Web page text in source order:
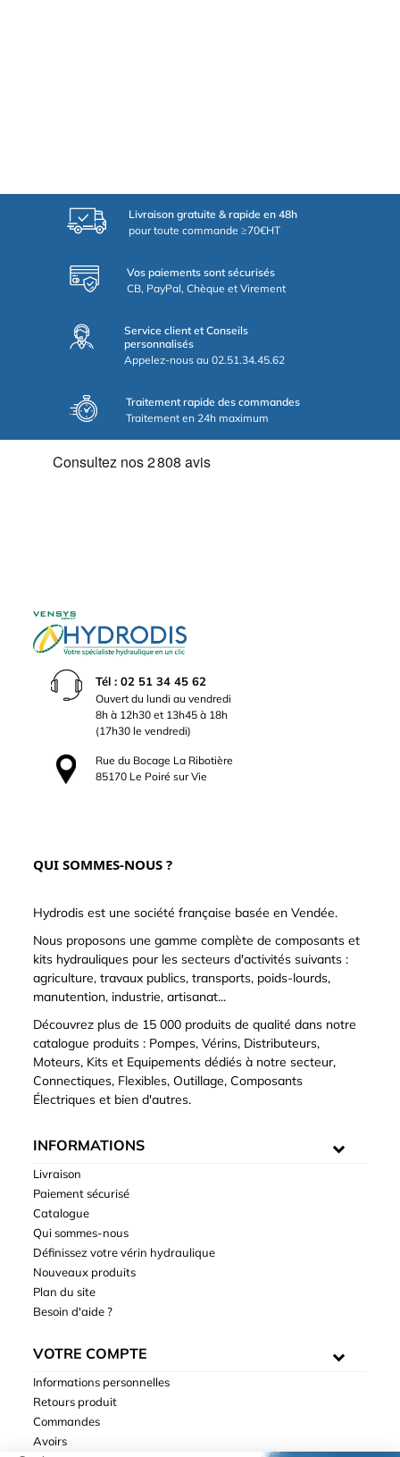
Livraison gratuite & rapide en 48h
pour toute commande ≥70€HT
Vos paiements sont sécurisés
CB, PayPal, Chèque et Virement
Service client et Conseils
personnalisés
Appelez-nous au 02.51.34.45.62
Traitement rapide des commandes
Traitement en 24h maximum
Tél : 02 51 34 45 62
Ouvert du lundi au vendredi
8h à 12h30 et 13h45 à 18h
(17h30 le vendredi)
Rue du Bocage La Ribotière
85170 Le Poiré sur Vie
QUI SOMMES-NOUS ?
Hydrodis est une société française basée en Vendée.
Nous proposons une gamme complète de composants et
kits hydrauliques pour les secteurs d'activités suivants :
agriculture, travaux publics, transports, poids-lourds,
manutention, industrie, artisanat...
Découvrez plus de 15 000 produits de qualité dans notre
catalogue produits : Pompes, Vérins, Distributeurs,
Moteurs, Kits et Equipements dédiés à notre secteur,
Connectiques, Flexibles, Outillage, Composants
Électriques et bien d'autres.
INFORMATIONS
Livraison
Paiement sécurisé
Catalogue
Qui sommes-nous
Définissez votre vérin hydraulique
Nouveaux produits
Plan du site
Besoin d'aide ?
VOTRE COMPTE
Informations personnelles
Retours produit
Commandes
Avoirs